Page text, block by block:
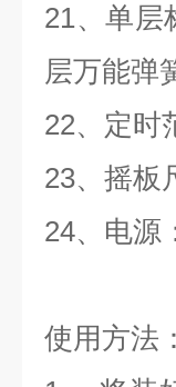
21、单层
层万能弹
22、定时
23、摇板
24、电源
使用方法：